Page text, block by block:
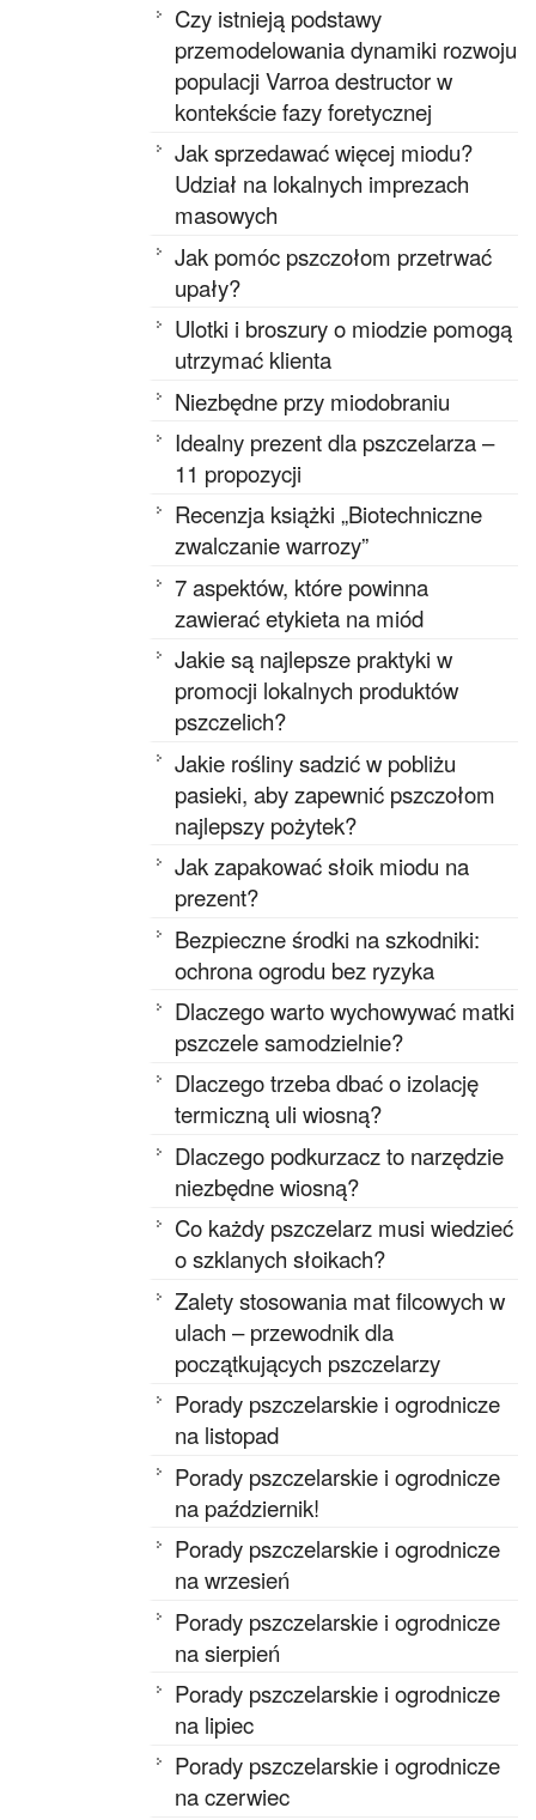
Czy istnieją podstawy
przemodelowania dynamiki rozwoju
populacji Varroa destructor w
kontekście fazy foretycznej
Jak sprzedawać więcej miodu?
Udział na lokalnych imprezach
masowych
Jak pomóc pszczołom przetrwać
upały?
Ulotki i broszury o miodzie pomogą
utrzymać klienta
Niezbędne przy miodobraniu
Idealny prezent dla pszczelarza –
11 propozycji
Recenzja książki „Biotechniczne
zwalczanie warrozy”
7 aspektów, które powinna
zawierać etykieta na miód
Jakie są najlepsze praktyki w
promocji lokalnych produktów
pszczelich?
Jakie rośliny sadzić w pobliżu
pasieki, aby zapewnić pszczołom
najlepszy pożytek?
Jak zapakować słoik miodu na
prezent?
Bezpieczne środki na szkodniki:
ochrona ogrodu bez ryzyka
Dlaczego warto wychowywać matki
pszczele samodzielnie?
Dlaczego trzeba dbać o izolację
termiczną uli wiosną?
Dlaczego podkurzacz to narzędzie
niezbędne wiosną?
Co każdy pszczelarz musi wiedzieć
o szklanych słoikach?
Zalety stosowania mat filcowych w
ulach – przewodnik dla
początkujących pszczelarzy
Porady pszczelarskie i ogrodnicze
na listopad
Porady pszczelarskie i ogrodnicze
na październik!
Porady pszczelarskie i ogrodnicze
na wrzesień
Porady pszczelarskie i ogrodnicze
na sierpień
Porady pszczelarskie i ogrodnicze
na lipiec
Porady pszczelarskie i ogrodnicze
na czerwiec